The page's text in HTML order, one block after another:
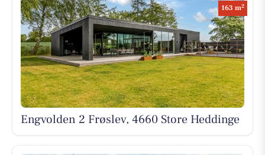
163 m2
Engvolden 2 Frøslev, 4660 Store Heddinge